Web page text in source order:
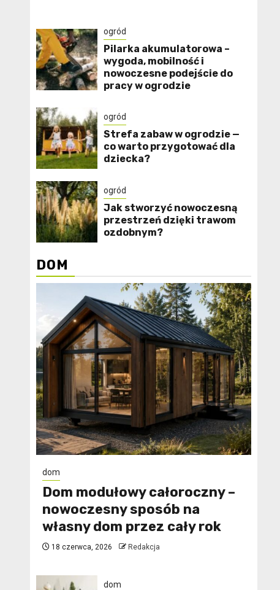
ogród
Pilarka akumulatorowa –
wygoda, mobilność i
nowoczesne podejście do
pracy w ogrodzie
ogród
Strefa zabaw w ogrodzie —
co warto przygotować dla
dziecka?
ogród
Jak stworzyć nowoczesną
przestrzeń dzięki trawom
ozdobnym?
DOM
dom
Dom modułowy całoroczny –
nowoczesny sposób na
własny dom przez cały rok
18 czerwca, 2026 Redakcja
dom